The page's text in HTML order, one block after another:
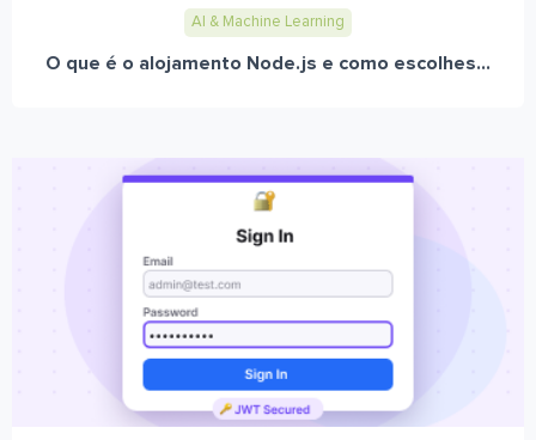
AI & Machine Learning
O que é o alojamento Node.js e como escolhes...